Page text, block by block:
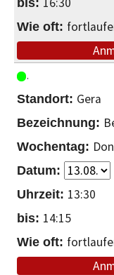
Gera
13:30
14:15